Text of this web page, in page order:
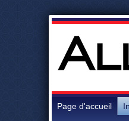
Page d'accueil